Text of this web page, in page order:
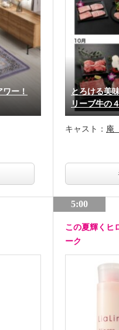
ー！
とろける美
リーブ牛の
キャスト： 庵
5:00
この夏輝くヒ
ーク